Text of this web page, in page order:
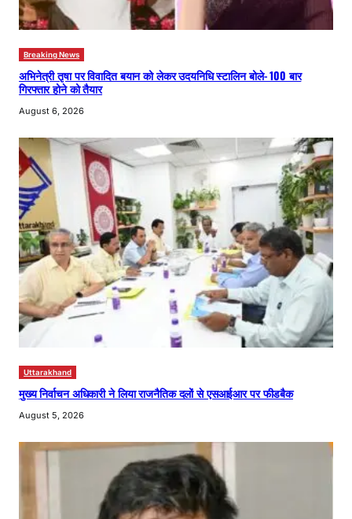
Breaking News
अभिनेत्री तृषा पर विवादित बयान को लेकर उदयनिधि स्टालिन बोले- 100 बार
गिरफ्तार होने को तैयार
August 6, 2026
Uttarakhand
मुख्य निर्वाचन अधिकारी ने लिया राजनैतिक दलों से एसआईआर पर फीडबैक
August 5, 2026